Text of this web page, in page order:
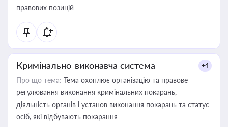
правових позицій
Кримінально-виконавча система +4
Про що тема: Тема охоплює організацію та правове
регулювання виконання кримінальних покарань,
діяльність органів і установ виконання покарань та статус
осіб, які відбувають покарання